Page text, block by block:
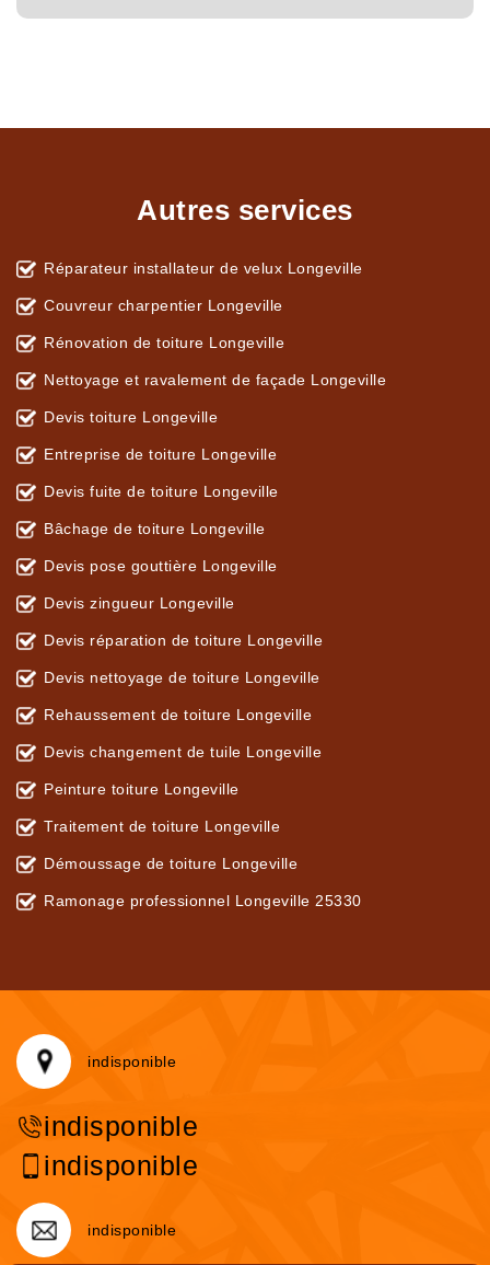
Autres services
Réparateur installateur de velux Longeville
Couvreur charpentier Longeville
Rénovation de toiture Longeville
Nettoyage et ravalement de façade Longeville
Devis toiture Longeville
Entreprise de toiture Longeville
Devis fuite de toiture Longeville
Bâchage de toiture Longeville
Devis pose gouttière Longeville
Devis zingueur Longeville
Devis réparation de toiture Longeville
Devis nettoyage de toiture Longeville
Rehaussement de toiture Longeville
Devis changement de tuile Longeville
Peinture toiture Longeville
Traitement de toiture Longeville
Démoussage de toiture Longeville
Ramonage professionnel Longeville 25330
indisponible
indisponible
indisponible
indisponible